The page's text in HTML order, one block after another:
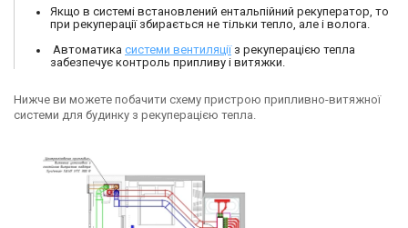
Якщо в системі встановлений ентальпійний рекуператор, то
при рекуперації збирається не тільки тепло, але і волога.
Автоматика системи вентиляціїз рекуперацією тепла
забезпечує контроль припливу і витяжки.
Нижче ви можете побачити схему пристрою припливно-витяжної
системи для будинку з рекуперацією тепла.